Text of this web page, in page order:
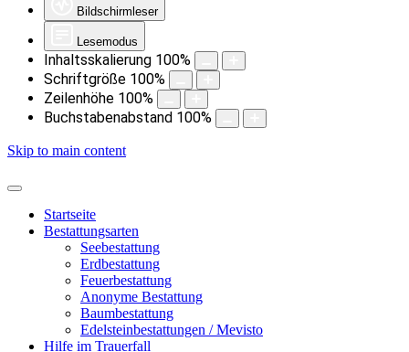
Bildschirmleser
Lesemodus
Inhaltsskalierung 100%
Schriftgröße 100%
Zeilenhöhe 100%
Buchstabenabstand 100%
Skip to main content
Startseite
Bestattungsarten
Seebestattung
Erdbestattung
Feuerbestattung
Anonyme Bestattung
Baumbestattung
Edelsteinbestattungen / Mevisto
Hilfe im Trauerfall